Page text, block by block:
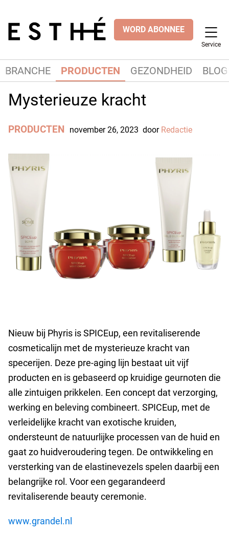
WORD ABONNEE
Service
BRANCHE PRODUCTEN GEZONDHEID
Mysterieuze kracht
PRODUCTEN november 26, 2023 door Redactie
Nieuw bij Phyris is SPICEup, een revitaliserende
cosmeticalijn met de mysterieuze kracht van
specerijen. Deze pre-aging lijn bestaat uit vijf
producten en is gebaseerd op kruidige geurnoten die
alle zintuigen prikkelen. Een concept dat verzorging,
werking en beleving combineert. SPICEup, met de
verleidelijke kracht van exotische kruiden,
ondersteunt de natuurlijke processen van de huid en
gaat zo huidveroudering tegen. De ontwikkeling en
versterking van de elastinevezels spelen daarbij een
belangrijke rol. Voor een gegarandeerd
revitaliserende beauty ceremonie.
www.grandel.nl